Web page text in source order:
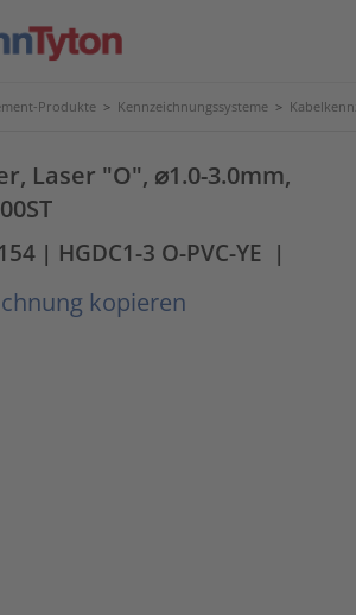
Produkte > Kennzeichnungssysteme >
Laser "O", ⌀1.0-3.0mm,
| HGDC1-3 O-PVC-YE |
kopieren